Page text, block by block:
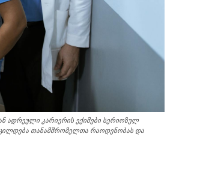
ადრეული კარიერის ექიმები სერიოზულ
თანამშრომელთა რაოდენობას და